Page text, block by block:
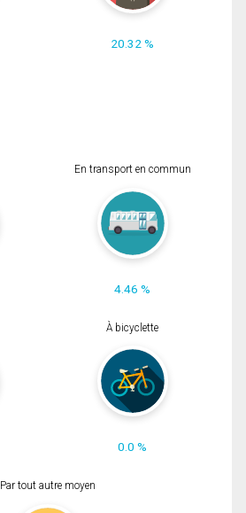
20.32 %
En transport en commun
4.46 %
À bicyclette
0.0 %
Par tout autre moyen